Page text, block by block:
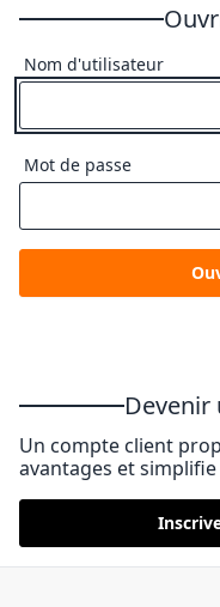
Nom d'utilisateur
Mot de passe
Devenir
Un compte client
avantages et